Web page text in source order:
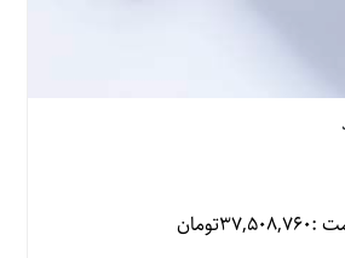
:
37,508,760تومان